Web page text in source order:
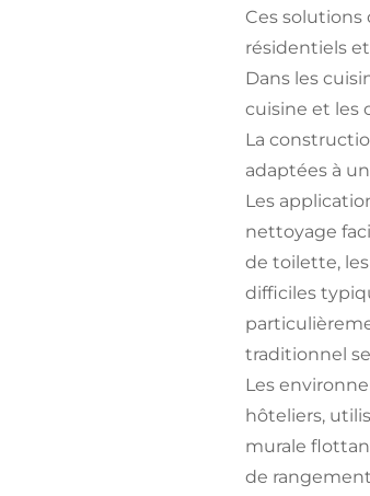
Ces
résidentiels
Dans les
cuisine et les
La
adaptées à
Les
nettoyage
de toilette,
difficiles
traditionnel
Les
hôteliers,
murale
de